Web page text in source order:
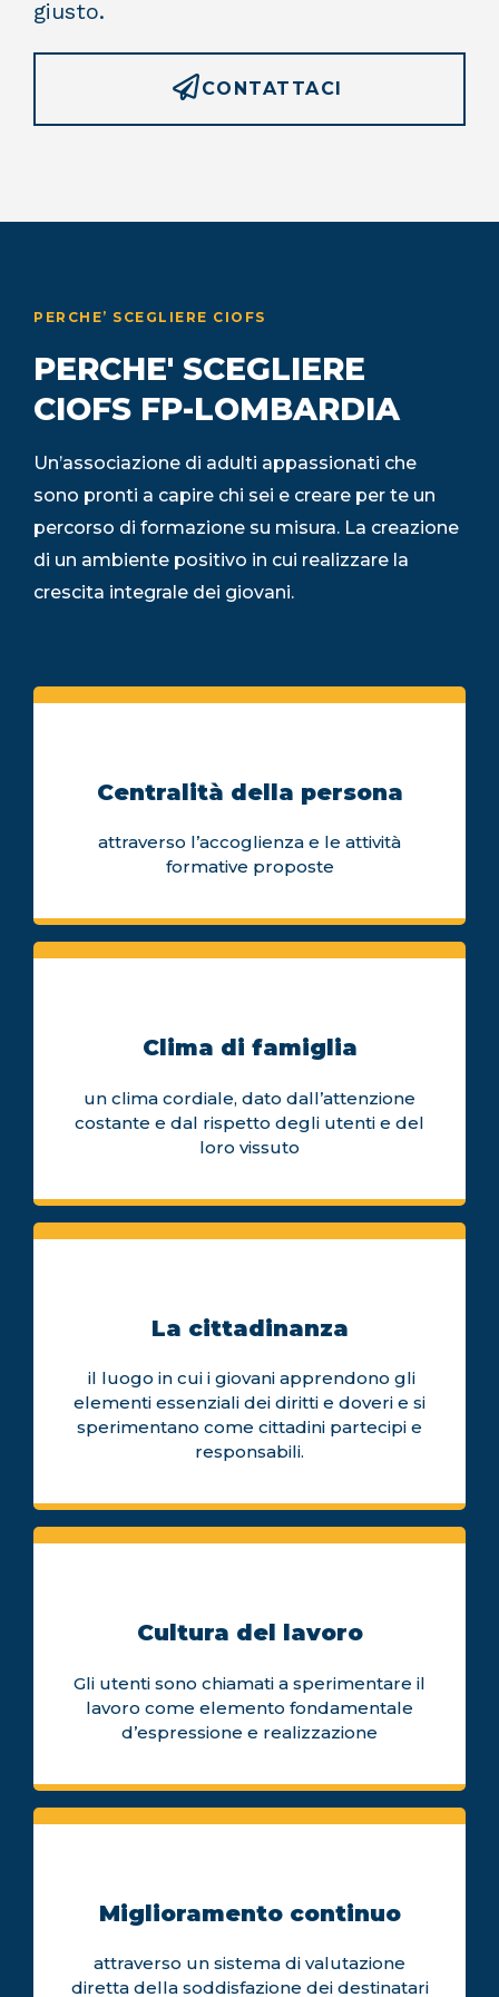
giusto.
CONTATTACI
PERCHE’ SCEGLIERE CIOFS
PERCHE' SCEGLIERE
CIOFS FP-LOMBARDIA
Un’associazione di adulti appassionati che
sono pronti a capire chi sei e creare per te un
percorso di formazione su misura. La creazione
di un ambiente positivo in cui realizzare la
crescita integrale dei giovani.
Centralità della persona
attraverso l’accoglienza e le attività
formative proposte
Clima di famiglia
un clima cordiale, dato dall’attenzione
costante e dal rispetto degli utenti e del
loro vissuto
La cittadinanza
il luogo in cui i giovani apprendono gli
elementi essenziali dei diritti e doveri e si
sperimentano come cittadini partecipi e
responsabili.
Cultura del lavoro
Gli utenti sono chiamati a sperimentare il
lavoro come elemento fondamentale
d’espressione e realizzazione
Miglioramento continuo
attraverso un sistema di valutazione
diretta della soddisfazione dei destinatari